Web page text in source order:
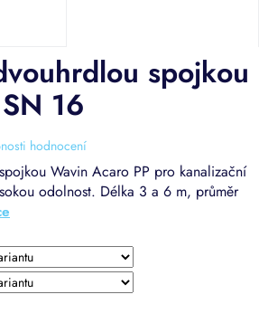
Wavin Acaro PP pro kanalizační
odolnost. Délka 3 a 6 m, průměr
spojkou
16
hodnocení